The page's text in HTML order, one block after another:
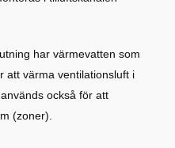
har värmevatten som
att värma ventilationsluft i
också för att
(zoner).